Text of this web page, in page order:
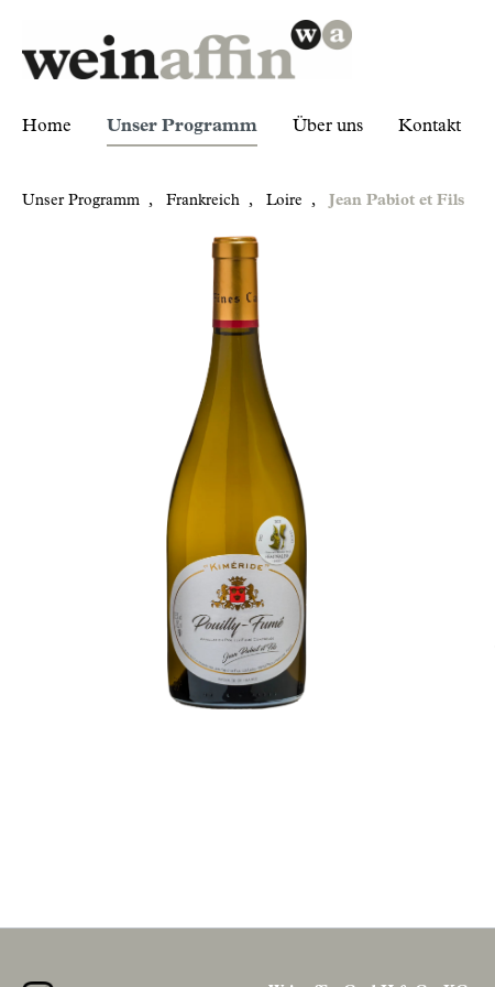
Home Unser Programm Über uns Kontakt
Zur Kategorie Unser Programm
Jean Pabiot et Fils
Unser Programm , Frankreich , Loire , Jean Pabiot et Fils